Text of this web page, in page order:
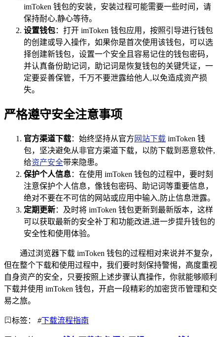
imToken 钱包的安装，安装过程可能需要一些时间，请
保持耐心,静心等待。
设置钱包：打开 imToken 钱包应用，按照引导进行钱包
的创建或导入操作，如果你是首次使用该钱包，可以选
择创建新钱包，设置一个安全且容易记住的钱包密码，
并认真备份助记词，助记词是恢复钱包的关键凭证，一
定要妥善保管，千万不要泄露给他人,以免造成资产损
失。
严格遵守安全注意事项
官方渠道下载：始终坚持从官方 网站下载 imToken 钱
包，坚决避免从非官方渠道下载，以防下载到恶意软件,
给资产安全带来隐患。
保护个人信息：在使用 imToken 钱包的过程中，要时刻
注意保护个人信息，像钱包密码、助记词等重要信息，
绝对不要在不可信的网站或应用中输入,防止信息泄露。
定期更新：及时将 imToken 钱包更新到最新版本，这样
可以获取最新的安全补丁和功能改进,进一步提升钱包的
安全性和使用体验。
通过浏览器下载 imToken 钱包的过程相对来说并不复杂，
但在整个下载和使用过程中，我们要时刻保持警惕，高度重视
自身资产的安全，只要按照上述步骤认真操作，你就能够顺利
下载并使用 imToken 钱包，开启一段精彩的加密货币管理和交
易之旅。
标签： #下载流程指南